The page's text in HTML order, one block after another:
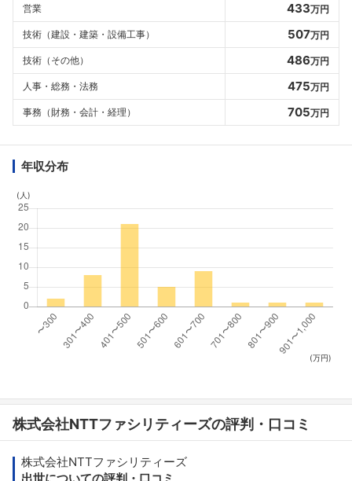
営業
433万円
技術（建設・建築・設備工事） 507万円
技術（その他） 486万円
人事・総務・法務 475万円
事務（財務・会計・経理） 705万円
年収分布
(人)
(万円)
株式会社NTTファシリティーズの評判・口コミ
株式会社NTTファシリティーズ